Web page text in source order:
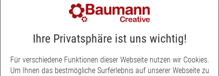
INFORMATIONEN ZU UNSEREN LIEFERFRISTEN
INFORMATION ZUR PRODUKTSICHERHEIT
Ihre Privatsphäre ist uns wichtig!
Für verschiedene Funktionen dieser Webseite nutzen wir Cookies.
Um Ihnen das bestmögliche Surferlebnis auf unserer Webseite zu